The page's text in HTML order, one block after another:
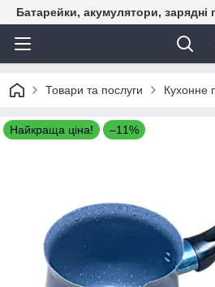
Батарейки, акумулятори, зарядні
Товари та послуги Кухонне
Найкраща ціна! –11%